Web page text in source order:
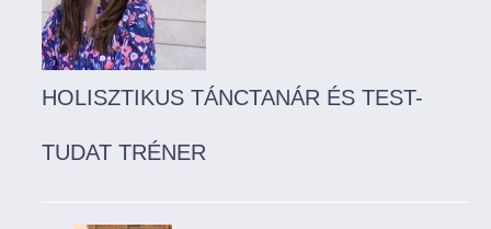
HOLISZTIKUS TÁNCTANÁR ÉS TEST-
TUDAT TRÉNER